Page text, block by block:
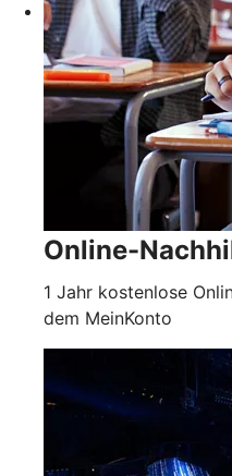
Online-
1 Jahr kostenlose
dem MeinKonto